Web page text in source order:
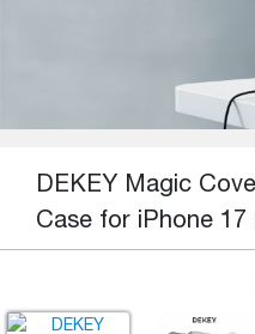
DEKEY Magic
Case for iPhone 17